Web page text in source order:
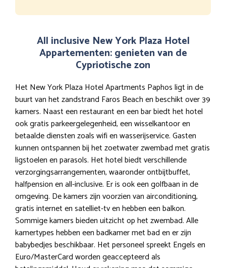
All inclusive New York Plaza Hotel
Appartementen: genieten van de
Cypriotische zon
Het New York Plaza Hotel Apartments Paphos ligt in de
buurt van het zandstrand Faros Beach en beschikt over 39
kamers. Naast een restaurant en een bar biedt het hotel
ook gratis parkeergelegenheid, een wisselkantoor en
betaalde diensten zoals wifi en wasserijservice. Gasten
kunnen ontspannen bij het zoetwater zwembad met gratis
ligstoelen en parasols. Het hotel biedt verschillende
verzorgingsarrangementen, waaronder ontbijtbuffet,
halfpension en all-inclusive. Er is ook een golfbaan in de
omgeving. De kamers zijn voorzien van airconditioning,
gratis internet en satelliet-tv en hebben een balkon.
Sommige kamers bieden uitzicht op het zwembad. Alle
kamertypes hebben een badkamer met bad en er zijn
babybedjes beschikbaar. Het personeel spreekt Engels en
Euro/MasterCard worden geaccepteerd als